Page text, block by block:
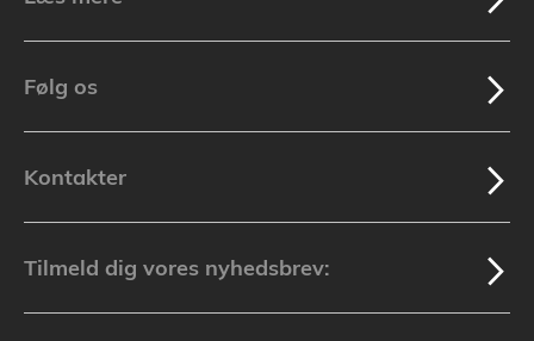
Følg os
Kontakter
Tilmeld dig vores nyhedsbrev: